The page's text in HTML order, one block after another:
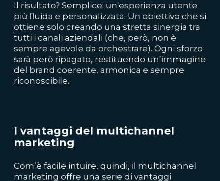
Il risultato? Semplice: un'esperienza utente
più fluida e personalizzata. Un obiettivo che si
ottiene solo creando una stretta sinergia tra
tutti i canali aziendali (che, però, non è
sempre agevole da orchestrare). Ogni sforzo
sarà però ripagato, restituendo un’immagine
del brand coerente, armonica e sempre
riconoscibile.
I vantaggi del multichannel
marketing
Com’è facile intuire, quindi, il multichannel
marketing offre una serie di vantaggi